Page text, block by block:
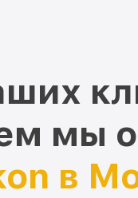
мы
в